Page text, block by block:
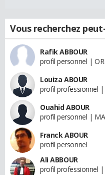
Vous recherchez
Rafik ABBOUR
profil personnel |
Louiza ABOUR
profil professionnel
Ouahid ABOUR
profil personnel |
Franck ABOUR
profil personnel
Ali ABBOUR
profil professionnel